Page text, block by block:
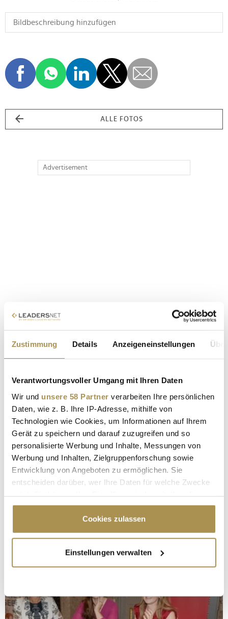
Zustimmung Details Anzeigeneinstellungen
Verantwortungsvoller Umgang mit Ihren Daten
Wir und unsere 58 Partner verarbeiten Ihre persönlichen
Daten, wie z. B. Ihre IP-Adresse, mithilfe von
Technologien wie Cookies, um Informationen auf Ihrem
Gerät zu speichern und darauf zuzugreifen und so
personalisierte Werbung und Inhalte, Messungen von
Werbung und Inhalten, Zielgruppenforschung sowie
Entwicklung von Angeboten zu ermöglichen. Sie
entscheiden darüber, wer Ihre Daten für welche Zwecke
Cookie-Erklärung oder durch Klicken auf das Privacy
Trigger Symbol ändern oder widerrufen
Informationen über Ihre geografische Lage
erfassen, welche bis auf einige Meter genau sein
bestimmten Merkmalen (Fingerprinting) identifizieren
Cookies zulassen
Einstellungen verwalten
ALLE FOTOS
Advertisement